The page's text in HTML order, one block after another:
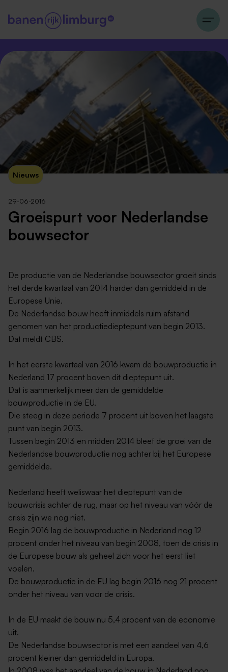
Nieuws
29-06-2016
Groeispurt voor Nederlandse
bouwsector
De productie van de Nederlandse bouwsector groeit sinds
het derde kwartaal van 2014 harder dan gemiddeld in de
Europese Unie.
De Nederlandse bouw heeft inmiddels ruim afstand
genomen van het productiedieptepunt van begin 2013.
Dat meldt CBS.
In het eerste kwartaal van 2016 kwam de bouwproductie in
Nederland 17 procent boven dit dieptepunt uit.
Dat is aanmerkelijk meer dan de gemiddelde
bouwproductie in de EU.
Die steeg in deze periode 7 procent uit boven het laagste
punt van begin 2013.
Tussen begin 2013 en midden 2014 bleef de groei van de
Nederlandse bouwproductie nog achter bij het Europese
gemiddelde.
Nederland heeft weliswaar het dieptepunt van de
bouwcrisis achter de rug, maar op het niveau van vóór de
crisis zijn we nog niet.
Begin 2016 lag de bouwproductie in Nederland nog 12
procent onder het niveau van begin 2008, toen de crisis in
de Europese bouw als geheel zich voor het eerst liet
voelen.
De bouwproductie in de EU lag begin 2016 nog 21 procent
onder het niveau van voor de crisis.
In de EU maakt de bouw nu 5,4 procent van de economie
uit.
De Nederlandse bouwsector is met een aandeel van 4,6
procent kleiner dan gemiddeld in Europa.